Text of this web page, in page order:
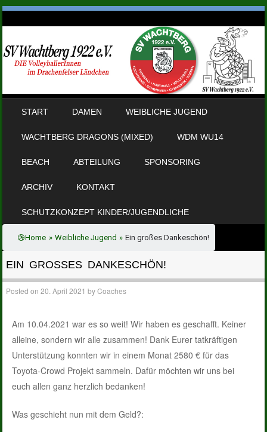
MENU
SKIP TO CONTENT
START DAMEN WEIBLICHE JUGEND
WACHTBERG DRAGONS (MIXED) WDM WU14
BEACH ABTEILUNG SPONSORING
ARCHIV KONTAKT
SCHUTZKONZEPT KINDER/JUGENDLICHE
Home » Weibliche Jugend » Ein großes Dankeschön!
EIN GROSSES DANKESCHÖN!
Posted on20. April 2021 byCoaches
Am 10.04.2021 war es so weit! Wir haben es geschafft. Keiner
alleine, sondern wir alle zusammen! Dank Eurer tatkräftigen
Unterstützung konnten wir in einem Monat 2580 € für das
Toyota-Crowd Projekt sammeln. Dafür möchten wir uns bei
euch allen ganz herzlich bedanken!
Was geschieht nun mit dem Geld?: